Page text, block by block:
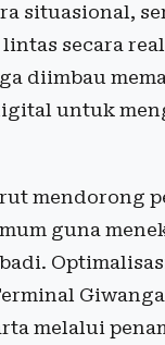
situasional,
secara
diimbau
untuk
mendorong
guna
melalui